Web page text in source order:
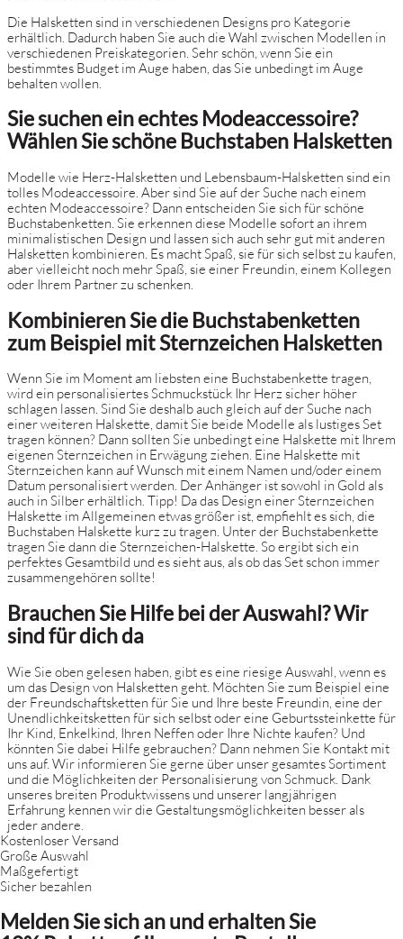
Die Halsketten sind in verschiedenen Designs pro Kategorie
erhältlich. Dadurch haben Sie auch die Wahl zwischen Modellen in
verschiedenen Preiskategorien. Sehr schön, wenn Sie ein
bestimmtes Budget im Auge haben, das Sie unbedingt im Auge
behalten wollen.
Sie suchen ein echtes Modeaccessoire?
Wählen Sie schöne Buchstaben Halsketten
Modelle wie Herz-Halsketten und Lebensbaum-Halsketten sind ein
tolles Modeaccessoire. Aber sind Sie auf der Suche nach einem
echten Modeaccessoire? Dann entscheiden Sie sich für schöne
Buchstabenketten. Sie erkennen diese Modelle sofort an ihrem
minimalistischen Design und lassen sich auch sehr gut mit anderen
Halsketten kombinieren. Es macht Spaß, sie für sich selbst zu kaufen,
aber vielleicht noch mehr Spaß, sie einer Freundin, einem Kollegen
oder Ihrem Partner zu schenken.
Kombinieren Sie die Buchstabenketten
zum Beispiel mit Sternzeichen Halsketten
Wenn Sie im Moment am liebsten eine Buchstabenkette tragen,
wird ein personalisiertes Schmuckstück Ihr Herz sicher höher
schlagen lassen. Sind Sie deshalb auch gleich auf der Suche nach
einer weiteren Halskette, damit Sie beide Modelle als lustiges Set
tragen können? Dann sollten Sie unbedingt eine Halskette mit Ihrem
eigenen Sternzeichen in Erwägung ziehen. Eine Halskette mit
Sternzeichen kann auf Wunsch mit einem Namen und/oder einem
Datum personalisiert werden. Der Anhänger ist sowohl in Gold als
auch in Silber erhältlich. Tipp! Da das Design einer Sternzeichen
Halskette im Allgemeinen etwas größer ist, empfiehlt es sich, die
Buchstaben Halskette kurz zu tragen. Unter der Buchstabenkette
tragen Sie dann die Sternzeichen-Halskette. So ergibt sich ein
perfektes Gesamtbild und es sieht aus, als ob das Set schon immer
zusammengehören sollte!
Brauchen Sie Hilfe bei der Auswahl? Wir
sind für dich da
Wie Sie oben gelesen haben, gibt es eine riesige Auswahl, wenn es
um das Design von Halsketten geht. Möchten Sie zum Beispiel eine
der Freundschaftsketten für Sie und Ihre beste Freundin, eine der
Unendlichkeitsketten für sich selbst oder eine Geburtssteinkette für
Ihr Kind, Enkelkind, Ihren Neffen oder Ihre Nichte kaufen? Und
könnten Sie dabei Hilfe gebrauchen? Dann nehmen Sie Kontakt mit
uns auf. Wir informieren Sie gerne über unser gesamtes Sortiment
und die Möglichkeiten der Personalisierung von Schmuck. Dank
unseres breiten Produktwissens und unserer langjährigen
Erfahrung kennen wir die Gestaltungsmöglichkeiten besser als
jeder andere.
Kostenloser Versand
Große Auswahl
Maßgefertigt
Sicher bezahlen
Melden Sie sich an und erhalten Sie